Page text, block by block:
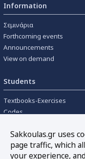
Information
Σεμινάρια
Forthcoming events
Announcements
View on demand
Students
Textbooks-Exercises
Codes
Tools
Sakkoulas.gr uses
page traffic, which
your experience,